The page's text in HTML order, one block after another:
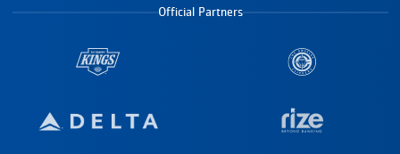
Official Partners